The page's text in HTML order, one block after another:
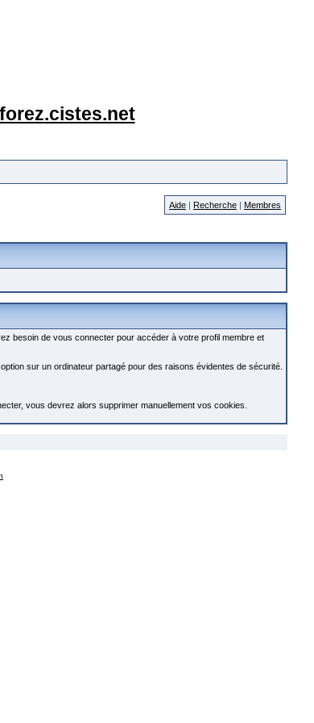
Aide | Recherche | Membres
besoin de vous connecter pour accéder à votre profil membre et
sur un ordinateur partagé pour des raisons évidentes de sécurité.
vous devrez alors supprimer manuellement vos cookies.